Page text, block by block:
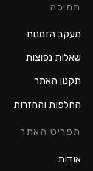
תמיכה
מעקב הזמנות
שאלות נפוצות
תקנון האתר
החלפות והחזרות
תפריט האתר
אודות